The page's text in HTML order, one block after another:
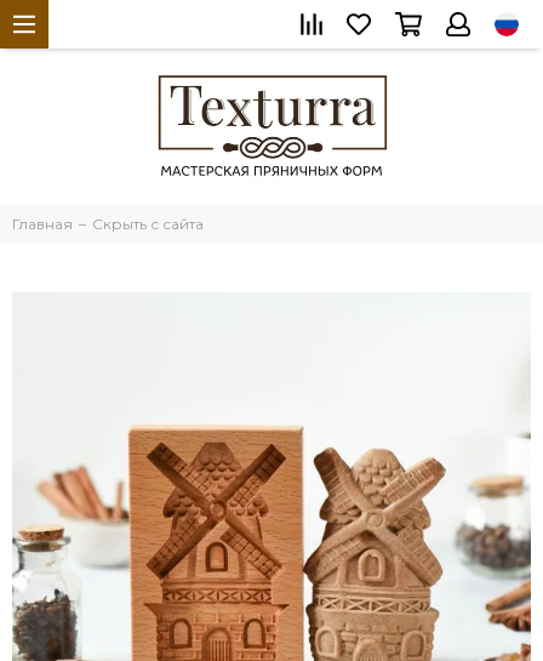
Главная Скрыть с сайта